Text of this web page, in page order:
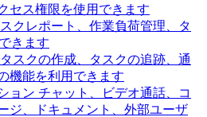
セス権限を使用できます
クレポート、作業負荷管理、タ
きます
スクの作成、タスクの追跡、通
機能を利用できます
ョン チャット、ビデオ通話、コ
ジ、ドキュメント、外部ユーザ